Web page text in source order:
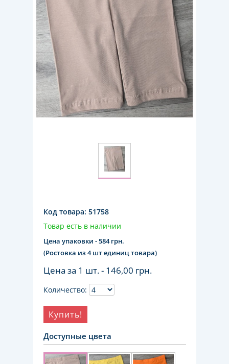
Код товара: 51758
Товар есть в наличии
Цена упаковки - 584 грн.
(Ростовка из 4 шт единиц товара)
Цена за 1 шт. - 146,00 грн.
Количество:
Купить!
Доступные цвета